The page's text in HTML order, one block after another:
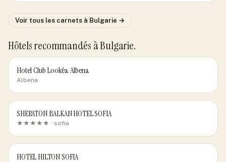
Voir tous les carnets à Bulgarie →
Hôtels recommandés à Bulgarie.
Hotel Club Lookéa Albena
Albena
SHERATON BALKAN HOTEL SOFIA
★★★★★ · sofia
HOTEL HILTON SOFIA